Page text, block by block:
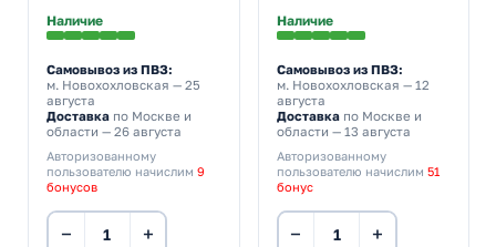
Наличие
Самовывоз из ПВЗ:
м. Новохохловская — 25
августа
Доставка по Москве и
области — 26 августа
Авторизованному
пользователю начислим 9
бонусов
− +
Наличие
Самовывоз из ПВЗ:
м. Новохохловская — 12
августа
Доставкапо Москве и
области — 13 августа
Авторизованному
пользователю начислим 51
бонус
− +